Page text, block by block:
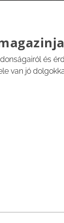
és
van jó